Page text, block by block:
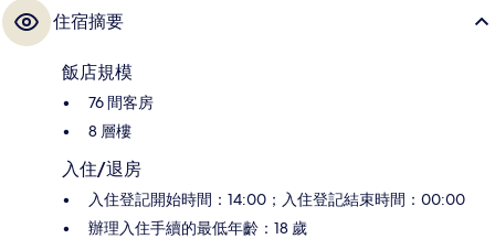
住宿摘要
飯店規模
76 間客房
8 層樓
入住/退房
入住登記開始時間：14:00；入住登記結束時間：00:00
辦理入住手續的最低年齡：18 歲